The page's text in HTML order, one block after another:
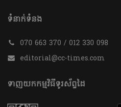
ទំនាក់ទំនង
070 663 370 / 012 330 098
editorial@cc-times.com
ទាញយកកម្មវិធីទូរស័ព្ទដៃ